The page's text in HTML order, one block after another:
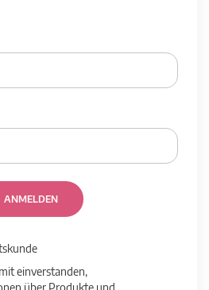
ANMELDEN
einverstanden,